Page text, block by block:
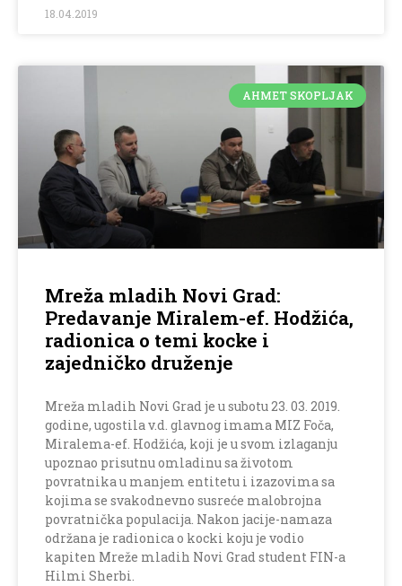
18.04.2019
AHMET SKOPLJAK
Mreža mladih Novi Grad:
Predavanje Miralem-ef. Hodžića,
radionica o temi kocke i
zajedničko druženje
Mreža mladih Novi Grad je u subotu 23. 03. 2019.
godine, ugostila v.d. glavnog imama MIZ Foča,
Miralema-ef. Hodžića, koji je u svom izlaganju
upoznao prisutnu omladinu sa životom
povratnika u manjem entitetu i izazovima sa
kojima se svakodnevno susreće malobrojna
povratnička populacija. Nakon jacije-namaza
održana je radionica o kocki koju je vodio
kapiten Mreže mladih Novi Grad student FIN-a
Hilmi Sherbi.